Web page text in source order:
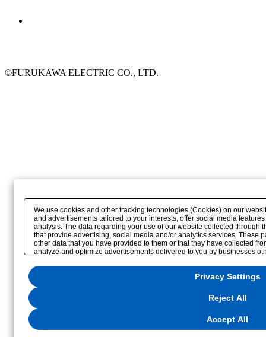
©FURUKAWA ELECTRIC CO., LTD.
We use cookies and other tracking technologies (Cookies) on our
and advertisements tailored to your interests, offer social media
analysis. The data regarding your use of our website collected through
that provide advertising, social media and/or analytics services. These
other data that you have provided to them or that they have collected
analyze and optimize advertisements delivered to you by businesses
Cookies, please click "Accept All". To select your preferences for each
change your consent or rejection settings at any time via the hover
through the
Privacy Settings
Reject All
Accept All